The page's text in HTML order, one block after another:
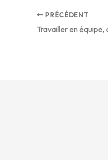
PRÉCÉDENT
Travailler en équipe,